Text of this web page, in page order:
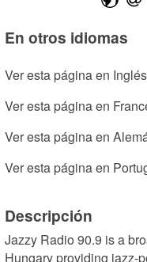
En otros idiomas
Ver esta página en
Ver esta página en
Ver esta página en
Ver esta página en
Descripción
Jazzy Radio 90.9 is a
Hungary providing jazz-